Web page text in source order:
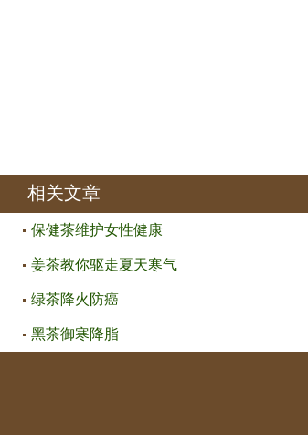
相关文章
保健茶维护女性健康
姜茶教你驱走夏天寒气
绿茶降火防癌
黑茶御寒降脂